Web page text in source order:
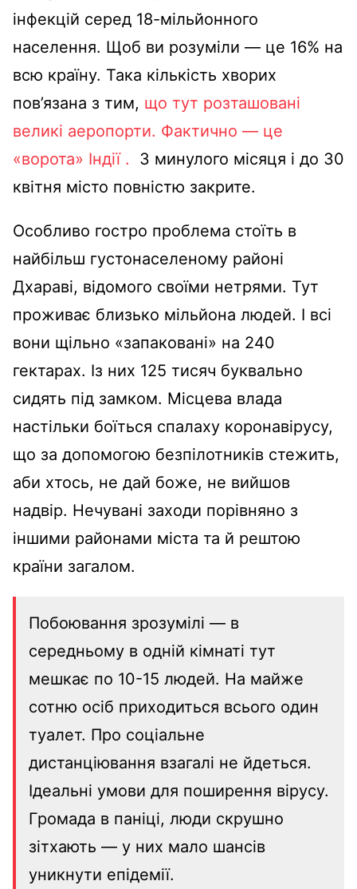
інфекцій серед 18-мільйонного
населення. Щоб ви розуміли — це 16% на
всю країну. Така кількість хворих
пов’язана з тим, що тут розташовані
великі аеропорти. Фактично — це
«ворота» Індії . З минулого місяця і до 30
квітня місто повністю закрите.
Особливо гостро проблема стоїть в
найбільш густонаселеному районі
Дхараві, відомого своїми нетрями. Тут
проживає близько мільйона людей. І всі
вони щільно «запаковані» на 240
гектарах. Із них 125 тисяч буквально
сидять під замком. Місцева влада
настільки боїться спалаху коронавірусу,
що за допомогою безпілотників стежить,
аби хтось, не дай боже, не вийшов
надвір. Нечувані заходи порівняно з
іншими районами міста та й рештою
країни загалом.
Побоювання зрозумілі — в
середньому в одній кімнаті тут
мешкає по 10-15 людей. На майже
сотню осіб приходиться всього один
туалет. Про соціальне
дистанціювання взагалі не йдеться.
Ідеальні умови для поширення вірусу.
Громада в паніці, люди скрушно
зітхають — у них мало шансів
уникнути епідемії.